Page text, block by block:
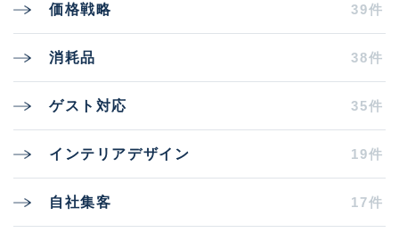
価格戦略 39件
消耗品 38件
ゲスト対応 35件
インテリアデザイン 19件
自社集客 17件